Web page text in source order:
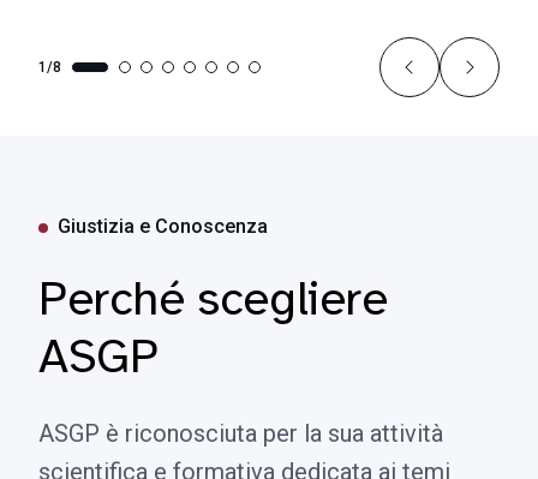
1/8
Giustizia e Conoscenza
Perché scegliere
ASGP
ASGP è riconosciuta per la sua attività
scientifica e formativa dedicata ai temi